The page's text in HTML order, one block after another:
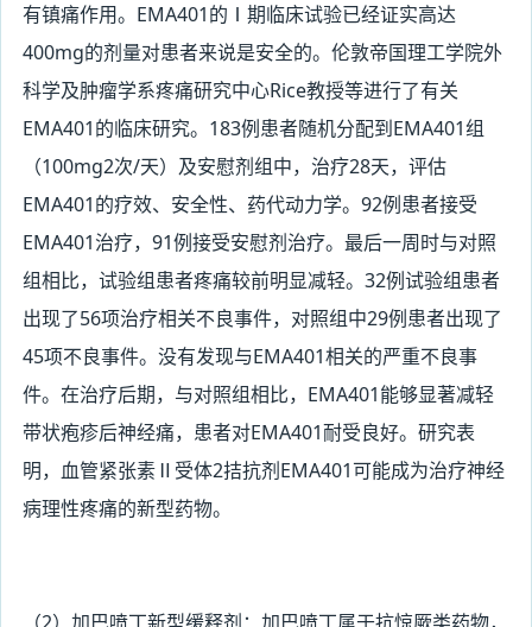
有镇痛作用。EMA401的Ⅰ期临床试验已经证实高达
400mg的剂量对患者来说是安全的。伦敦帝国理工学院外
科学及肿瘤学系疼痛研究中心Rice教授等进行了有关
EMA401的临床研究。183例患者随机分配到EMA401组
（100mg2次/天）及安慰剂组中，治疗28天，评估
EMA401的疗效、安全性、药代动力学。92例患者接受
EMA401治疗，91例接受安慰剂治疗。最后一周时与对照
组相比，试验组患者疼痛较前明显减轻。32例试验组患者
出现了56项治疗相关不良事件，对照组中29例患者出现了
45项不良事件。没有发现与EMA401相关的严重不良事
件。在治疗后期，与对照组相比，EMA401能够显著减轻
带状疱疹后神经痛，患者对EMA401耐受良好。研究表
明，血管紧张素Ⅱ受体2拮抗剂EMA401可能成为治疗神经
病理性疼痛的新型药物。